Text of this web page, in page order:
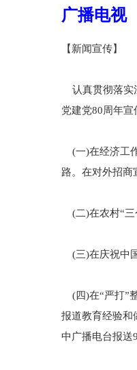
广播电视
【新闻宣传】
认真贯彻落实
党建党80周年
(一)在经济工
路。在对外招商
(二)在农村“三
(三)在庆祝中
(四)在“严打”
报道教育经验和
中广播电台报送